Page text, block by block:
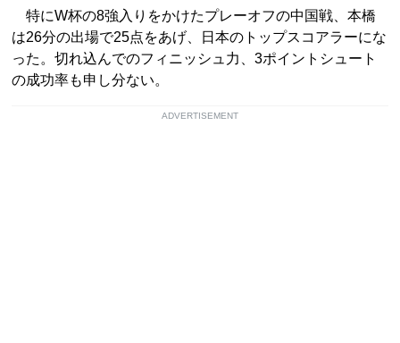
特にW杯の8強入りをかけたプレーオフの中国戦、本橋
は26分の出場で25点をあげ、日本のトップスコアラーにな
った。切れ込んでのフィニッシュ力、3ポイントシュート
の成功率も申し分ない。
ADVERTISEMENT